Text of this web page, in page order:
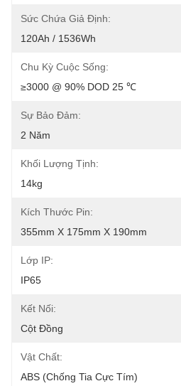
Sức Chứa Giả Định:
120Ah / 1536Wh
Chu Kỳ Cuộc Sống:
≥3000 @ 90% DOD 25 ℃
Sự Bảo Đảm:
2 Năm
Khối Lượng Tịnh:
14kg
Kích Thước Pin:
355mm X 175mm X 190mm
Lớp IP:
IP65
Kết Nối:
Cột Đồng
Vật Chất:
ABS (chống Tia Cực Tím)